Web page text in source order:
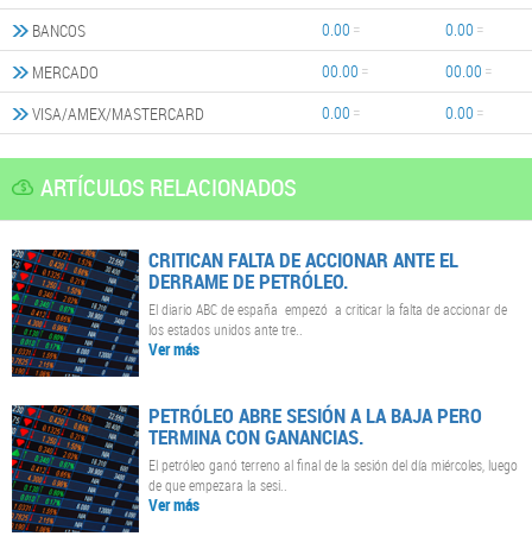
BANCOS
0.00
0.00
MERCADO
00.00
00.00
VISA/AMEX/MASTERCARD
0.00 0.00
ARTÍCULOS RELACIONADOS
CRITICAN FALTA DE ACCIONAR ANTE EL
DERRAME DE PETRÓLEO.
El diario ABC de españa empezó a criticar la falta de accionar de
los estados unidos ante tre..
Ver más
PETRÓLEO ABRE SESIÓN A LA BAJA PERO
TERMINA CON GANANCIAS.
El petróleo ganó terreno al final de la sesión del día miércoles, luego
de que empezara la sesi..
Ver más